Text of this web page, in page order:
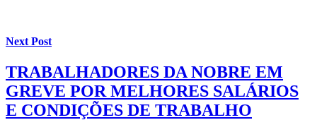
Next Post
TRABALHADORES DA NOBRE EM
GREVE POR MELHORES SALÁRIOS
E CONDIÇÕES DE TRABALHO